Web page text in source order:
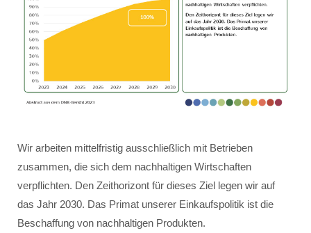
Wir arbeiten mittelfristig ausschließlich mit Betrieben
zusammen, die sich dem nachhaltigen Wirtschaften
verpflichten. Den Zeithorizont für dieses Ziel legen wir auf
das Jahr 2030. Das Primat unserer Einkaufspolitik ist die
Beschaffung von nachhaltigen Produkten.